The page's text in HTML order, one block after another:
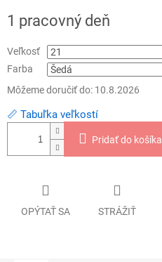
cena:
1 pracovný deň
Veľkosť
Farba
Môžeme doručiť do: 10.8.2026
📏 Tabuľka veľkostí
Pridať do košíka
OPÝTAŤ SA STRÁŽIŤ